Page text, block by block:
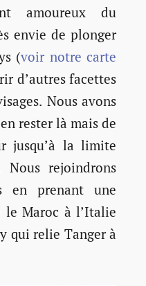
amoureux du
envie de plonger
(voir notre carte
d’autres facettes
Nous avons
rester là mais de
jusqu’à la limite
rejoindrons
en prenant une
Maroc à l’Italie
qui relie Tanger à